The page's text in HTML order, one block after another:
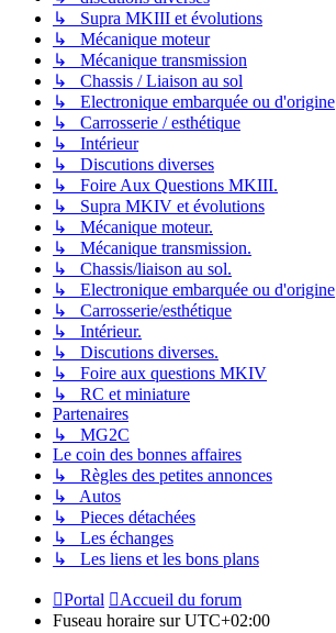
↳ Supra MKIII et évolutions
↳ Mécanique moteur
↳ Mécanique transmission
↳ Chassis / Liaison au sol
↳ Electronique embarquée ou d'origine
↳ Carrosserie / esthétique
↳ Intérieur
↳ Discutions diverses
↳ Foire Aux Questions MKIII.
↳ Supra MKIV et évolutions
↳ Mécanique moteur.
↳ Mécanique transmission.
↳ Chassis/liaison au sol.
↳ Electronique embarquée ou d'origine
↳ Carrosserie/esthétique
↳ Intérieur.
↳ Discutions diverses.
↳ Foire aux questions MKIV
↳ RC et miniature
Partenaires
↳ MG2C
Le coin des bonnes affaires
↳ Règles des petites annonces
↳ Autos
↳ Pieces détachées
↳ Les échanges
↳ Les liens et les bons plans
Portal
Accueil du forum
Fuseau horaire surUTC+02:00